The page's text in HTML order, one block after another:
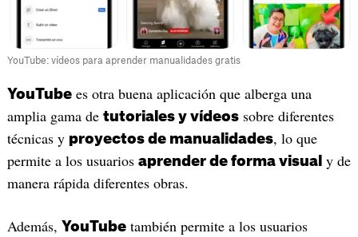
YouTube: vídeos para aprender manualidades gratis
YouTubees otra buena aplicación que alberga una
amplia gama de tutoriales y vídeossobre diferentes
técnicas y proyectos de manualidades, lo que
permite a los usuarios aprender de forma visual y de
manera rápida diferentes obras.
Además, YouTubetambién permite a los usuarios